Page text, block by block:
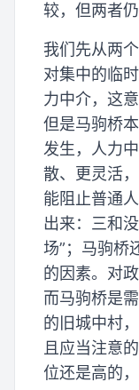
较，但两者
我们先从两
对集中的临
力中介，这
但是马驹桥
发生，人力
散、更灵活
能阻止普通
出来：三和
场”；马驹桥
的因素。对
而马驹桥是
的旧城中村
且应当注意
位还是高的